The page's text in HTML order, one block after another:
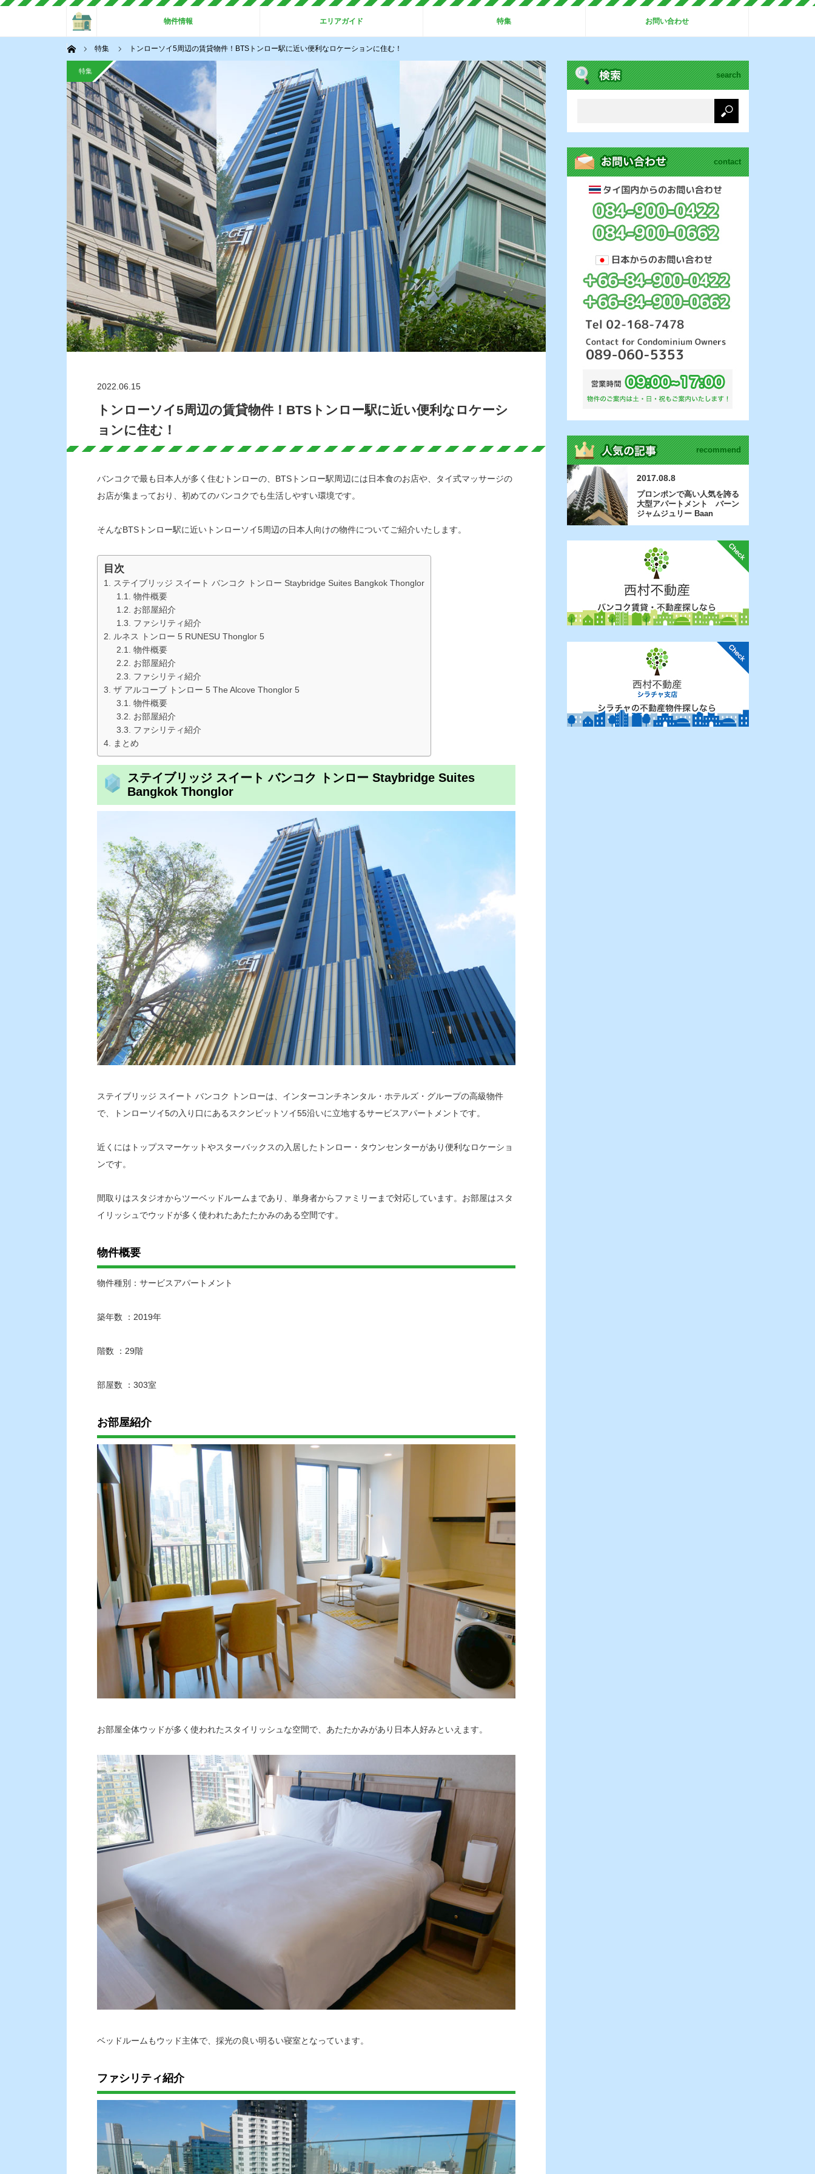
物件情報 エリアガイド 特集 お問い合わせ
ホーム 特集 トンローソイ5周辺の賃貸物件！BTSトンロー駅に近い便利なロケーションに住む！
特集
2022.06.15
トンローソイ5周辺の賃貸物件！BTSトンロー駅に近い便利なロケーシ
ョンに住む！
バンコクで最も日本人が多く住むトンローの、BTSトンロー駅周辺には日本食のお店や、タイ式マッサージの
お店が集まっており、初めてのバンコクでも生活しやすい環境です。
そんなBTSトンロー駅に近いトンローソイ5周辺の日本人向けの物件についてご紹介いたします。
目次
ステイブリッジ スイート バンコク トンロー Staybridge Suites Bangkok Thonglor
物件概要
お部屋紹介
ファシリティ紹介
ルネス トンロー 5 RUNESU Thonglor 5
物件概要
お部屋紹介
ファシリティ紹介
ザ アルコーブ トンロー 5 The Alcove Thonglor 5
物件概要
お部屋紹介
ファシリティ紹介
まとめ
ステイブリッジ スイート バンコク トンロー Staybridge Suites
Bangkok Thonglor
ステイブリッジ スイート バンコク トンローは、インターコンチネンタル・ホテルズ・グループの高級物件
で、トンローソイ5の入り口にあるスクンビットソイ55沿いに立地するサービスアパートメントです。
近くにはトップスマーケットやスターバックスの入居したトンロー・タウンセンターがあり便利なロケーショ
ンです。
間取りはスタジオからツーベッドルームまであり、単身者からファミリーまで対応しています。お部屋はスタ
イリッシュでウッドが多く使われたあたたかみのある空間です。
物件概要
物件種別：サービスアパートメント
築年数 ：2019年
階数 ：29階
部屋数 ：303室
お部屋紹介
お部屋全体ウッドが多く使われたスタイリッシュな空間で、あたたかみがあり日本人好みといえます。
ベッドルームもウッド主体で、採光の良い明るい寝室となっています。
ファシリティ紹介
search
contact
recommend
2017.08.8
プロンポンで高い人気を誇る
大型アパートメント バーン
ジャムジュリー Baan
Jamjuree